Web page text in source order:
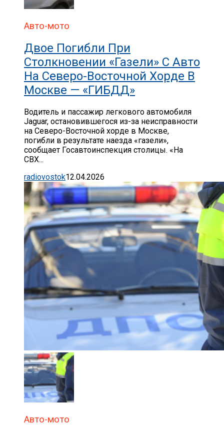
Авто-мото
Двое Погибли При
Столкновении «газели» С Авто
На Северо-Восточной Хорде В
Москве — «ГИБДД»
Водитель и пассажир легкового автомобиля
Jaguar, остановившегося из-за неисправности
на Северо-Восточной хорде в Москве,
погибли в результате наезда «газели»,
сообщает Госавтоинспекция столицы. «На
СВХ...
radiovostok12.04.2026
Авто-мото